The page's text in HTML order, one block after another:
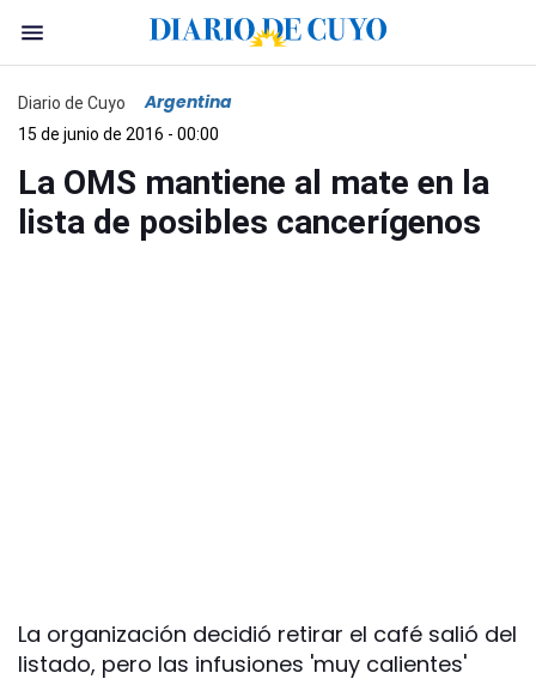
Diario de Cuyo Argentina
15 de junio de 2016 - 00:00
La OMS mantiene al mate en la
lista de posibles cancerígenos
La organización decidió retirar el café salió del
listado, pero las infusiones 'muy calientes'